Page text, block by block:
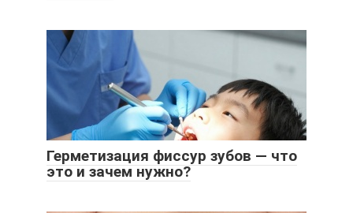
Герметизация фиссур зубов — что
это и зачем нужно?